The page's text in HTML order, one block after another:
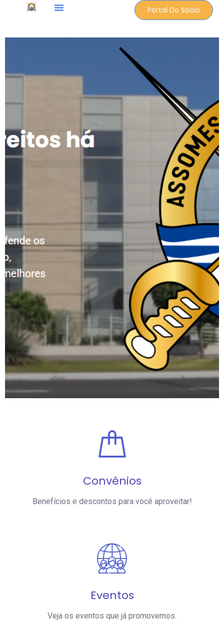
Portal Do Sócio
Convênios
Benefícios e descontos para você aproveitar!
Eventos
Veja os eventos que já promovemos.